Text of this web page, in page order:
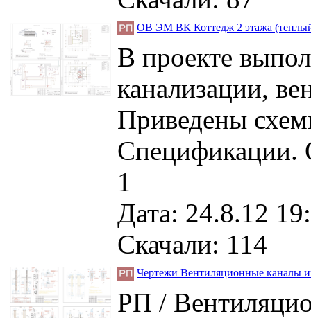
ОВ ЭМ ВК Коттедж 2 этажа
В проекте
канализации,
Приведены
Спецификации.
1
Дата: 24.8.12
Скачали: 114
Чертежи Вентиляционные каналы
РП /